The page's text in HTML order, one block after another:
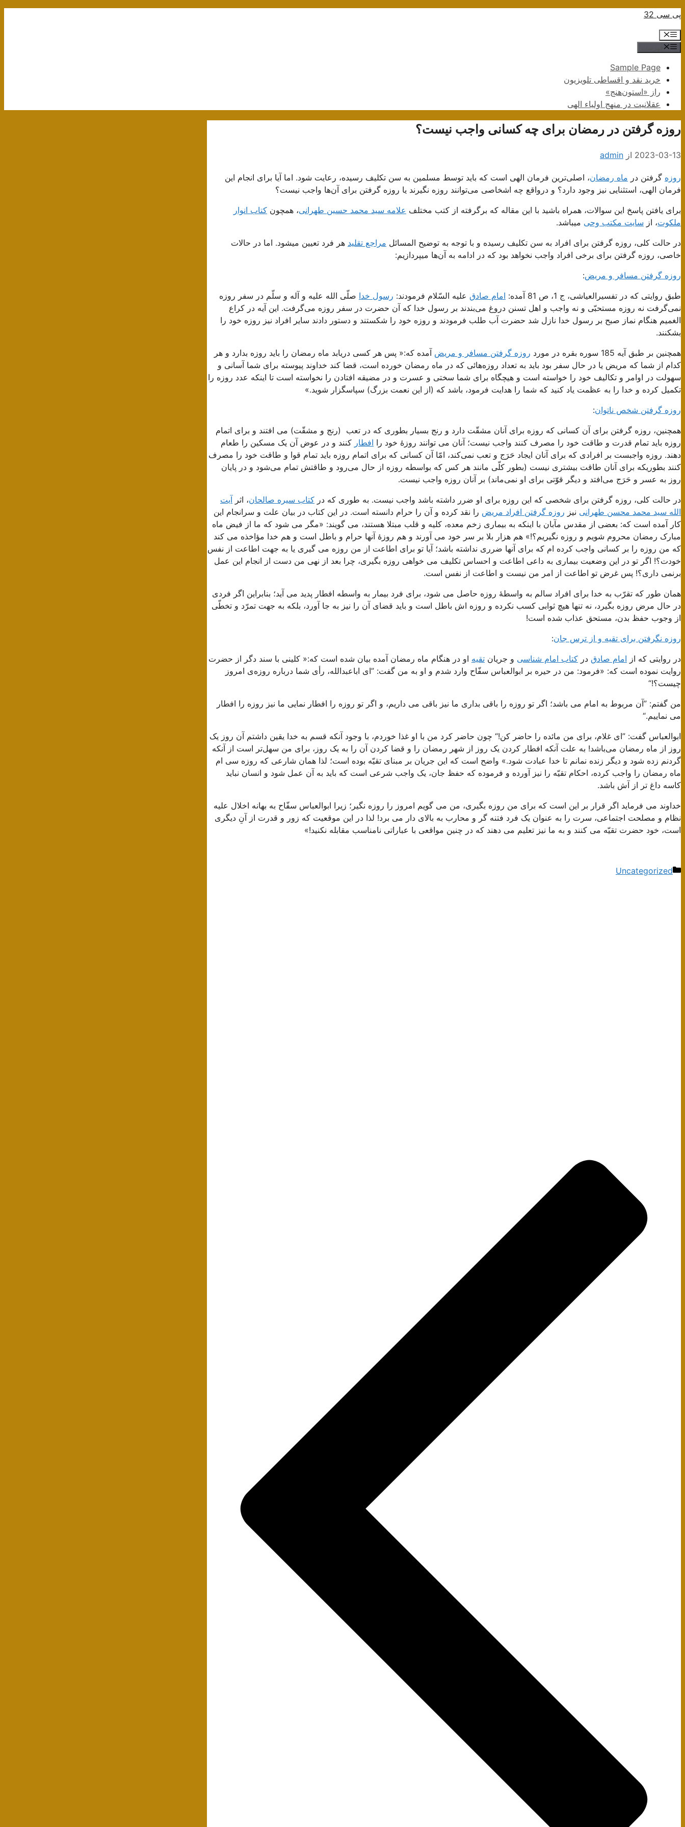
پرش
محتوا
پی سی 32
فهرست
Sample Page
خرید نقد و اقساطی تلویزیون
راز «استون‌هنج»
عقلانیت در منهج اولیاء الهی
روزه گرفتن در رمضان برای چه کسانی واجب نیست؟
2023-03-13 از admin
روزه گرفتن در ماه رمضان، اصلی‌ترین فرمان الهی است که باید توسط مسلمین به سن تکلیف رسیده، رعایت شود. اما آیا برای انجام این
فرمان الهی، استثنایی نیز وجود دارد؟ و درواقع چه اشخاصی می‌توانند روزه نگیرند یا روزه گرفتن برای آن‌ها واجب نیست؟
برای یافتن پاسخ این سوالات، همراه باشید با این مقاله که برگرفته از کتب مختلف علامه سید محمد حسین طهرانی، همچون کتاب انوار
ملکوت، از سایت مکتب وحی میباشد.
در حالت کلی، روزه گرفتن برای افراد به سن تکلیف رسیده و با توجه به توضیح المسائل مراجع تقلید هر فرد تعیین میشود. اما در حالات
خاصی، روزه گرفتن برای برخی افراد واجب نخواهد بود که در ادامه به آن‌ها میپردازیم:
روزه گرفتن مسافر و مریض:
طبق روایتی که در تفسیرالعیاشی، ج 1، ص 81 آمده:
امام صادق علیه السّلام فرمودند: رسول خدا صلّی الله علیه و آله و سلّم در سفر روزه
نمی‌گرفت نه روزه مستحبّی و نه واجب و اهل تسنن دروغ می‌بندند بر رسول خدا که آن حضرت در سفر روزه می‌گرفت. این آیه در کراع
الغمیم هنگام نماز صبح بر رسول خدا نازل شد حضرت آب طلب فرمودند و روزه خود را شکستند و دستور دادند سایر افراد نیز روزه خود را
بشکنند.
همچنین بر طبق آیه 185 سوره بقره در مورد
روزه گرفتن مسافر و مریض آمده که:« پس هر کسی دریابد ماه رمضان را باید روزه بدارد و هر
کدام‌ از شما که‌ مریض‌ یا در حال‌ سفر بود باید به‌ تعداد روزه‌هائی‌ که‌ در ماه‌ رمضان‌ خورده‌ است‌، قضا کند خداوند پیوسته ‌برای ‌شما آسانی‌ و
سهولت‌ در اوامر و تکالیف خود را خواسته است و هیچگاه برای شما سختی و عسرت و در مضیقه افتادن را نخواسته است تا اینکه عدد روزه را
تکمیل کرده و خدا را به عظمت یاد کنید که شما را هدایت فرمود، باشد که (از این نعمت بزرگ) سپاسگزار شوید.»
روزه گرفتن شخص ناتوان:
همچنین، روزه گرفتن برای آن کسانی که روزه برای آنان مشقّت دارد و رنج بسیار بطوری که در تعب (رنج و مشقّت) می افتند و برای اتمام
روزه باید تمام قدرت و طاقت خود را مصرف کنند واجب نیست؛ آنان می توانند روزۀ خود را افطار کنند و در عوض آن یک مسکین را طعام
دهند. روزه واجبست بر افرادی که برای آنان ایجاد حَرَج و تعب نمی‌کند، امّا آن کسانی که برای اتمام روزه باید تمام قوا و طاقت خود را مصرف
کنند بطوریکه برای آنان طاقت بیشتری نیست (بطور کلّی مانند هر کس که بواسطه روزه از حال می‌رود و طاقتش تمام می‌شود و در پایان
روز به عسر و حَرَج می‌افتد و دیگر قوّتی برای او نمی‌ماند) بر آنان روزه واجب نیست.
در حالت کلی، روزه گرفتن برای شخصی که این روزه برای او ضرر داشته باشد واجب نیست. به طوری که در کتاب سیره صالحان، اثر آیت
الله سید محمد محسن طهرانی نیز روزه گرفتن افراد مریض را نقد کرده و آن را حرام دانسته است. در این کتاب در بیان علت و سرانجام این
کار آمده است که: بعضی از مقدس مآبان با اینکه به بیماری زخم معده، کلیه و قلب مبتلا هستند، می گویند: «مگر می شود که ما از فیض ماه
مبارک رمضان محروم شویم و روزه نگیریم؟!» هم هزار بلا بر سر خود می آورند و هم روزۀ آنها حرام و باطل است و هم خدا مؤاخذه می کند
که من روزه را بر کسانی واجب کرده ام که برای آنها ضرری نداشته باشد؛ آیا تو برای اطاعت از من روزه می گیری یا به جهت اطاعت از نفس
خودت؟! اگر تو در این وضعیت بیماری به داعی اطاعت و احساس تکلیف می خواهی روزه بگیری، چرا بعد از نهی من دست از انجام این عمل
برنمی داری؟! پس غرض تو اطاعت از امر من نیست و اطاعت از نفس است.
همان طور که تقرّب به خدا برای افراد سالم به واسطۀ روزه حاصل می شود، برای فرد بیمار به واسطه افطار پدید می آید؛ بنابراین اگر فردی
در حال مرض روزه بگیرد، نه تنها هیچ ثوابی کسب نکرده و روزه اش باطل است و باید قضای آن را نیز به جا آورد، بلکه به جهت تمرّد و تخطّی
از وجوب حفظ بدن، مستحق عذاب شده است!
روزه نگرفتن برای تقیه و از ترس جان:
در روایتی که از امام صادق در کتاب امام شناسی و جریان تقیه او در هنگام ماه رمضان آمده بیان شده است که:« کلینی با سند دگر از حضرت
روایت نموده است که: «فرمود: من در حیره بر ابوالعباس سفّاح وارد شدم و او به من گفت: ”ای اباعبدالله، رأی شما درباره روزه‌ی امروز
چیست؟!“
من گفتم: ”آن مربوط به امام می باشد؛ اگر تو روزه را باقی بداری ما نیز باقی می داریم، و اگر تو روزه را افطار نمایی ما نیز روزه را افطار
می نماییم.“
ابوالعباس گفت: ”ای غلام، برای من مائده را حاضر کن!“ چون حاضر کرد من با او غذا خوردم، با وجود آنکه قسم به خدا یقین داشتم آن روز یک
روز از ماه رمضان می‌باشد! به علت آنکه افطار کردن یک روز از شهر رمضان را و قضا کردن آن را به یک روز، برای من سهل‌تر است از آنکه
گردنم زده شود و دیگر زنده نمانم تا خدا عبادت شود.» واضح است که این جریان بر مبنای تقیّه بوده است؛ لذا همان شارعی که روزه سی ام
ماه رمضان را واجب کرده، احکام تقیّه را نیز آورده و فرموده که حفظ جان، یک واجب شرعی است که باید به آن عمل شود و انسان نباید
کاسه داغ تر از آش باشد.
خداوند می فرماید اگر قرار بر این است که برای من روزه بگیری، من می گویم امروز را روزه نگیر؛ زیرا ابوالعباس سفّاح به بهانه اخلال علیه
نظام و مصلحت اجتماعی، سرت را به عنوان یک فرد فتنه گر و محارب به بالای دار می برد! لذا در این موقعیت که زور و قدرت از آنِ دیگری
است، خود حضرت تقیّه می کنند و به ما نیز تعلیم می دهند که در چنین مواقعی با عباراتی نامناسب مقابله نکنید!»
دسته‌ها
Uncategorized